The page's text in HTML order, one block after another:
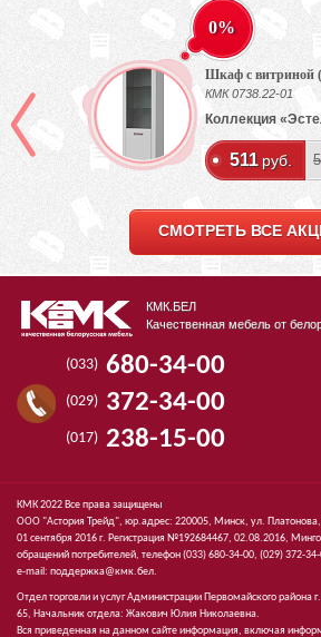
0%
Шкаф с витриной
КМК 0738.22-01
Коллекция
511 руб.
СМОТРЕТЬ ВСЕ
КМК.БЕЛ
Качественная мебель от
(033) 680-34-00
(029) 372-34-00
(017) 238-15-00
КМК 2022 Все права защищены
ООО "Астория Трейд", юр.адрес: 220005, Минск, ул. Платонова,
01 сентября 2016 г. Регистрация №192684467, 02.08.2016,
обращений потребителей, телефон(033)680-34-00, (029)372-34-
e-mail: поддержка@кмк.бел.
Отдел торговли и услуг Администрации Первомайского района
65, Начальник отдела: Жакович Юлия Николаевна.
Вся приведенная на данном сайте информация, включая